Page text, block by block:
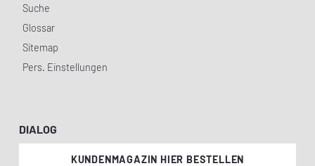
Suche
Glossar
Sitemap
Pers. Einstellungen
DIALOG
KUNDENMAGAZIN HIER BESTELLEN